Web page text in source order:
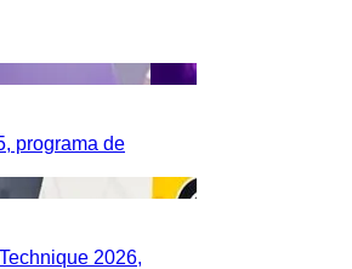
programa de
2026,